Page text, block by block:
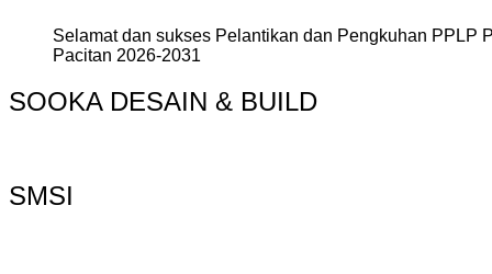
Selamat dan sukses Pelantikan dan Pengkuhan PPLP
Pacitan 2026-2031
SOOKA DESAIN & BUILD
SMSI